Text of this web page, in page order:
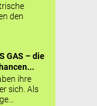
den
GAS – die
ihre
sich. Als